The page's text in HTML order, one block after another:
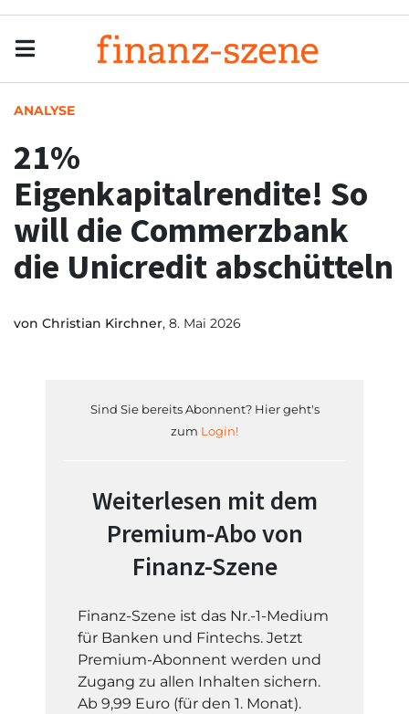
ANALYSE
21%
Eigenkapitalrendite! So
will die Commerzbank
die Unicredit abschütteln
von Christian Kirchner, 8. Mai 2026
Sind Sie bereits Abonnent? Hier geht's
zum Login!
Weiterlesen mit dem
Premium-Abo von
Finanz-Szene
Finanz-Szene ist das Nr.-1-Medium
für Banken und Fintechs. Jetzt
Premium-Abonnent werden und
Zugang zu allen Inhalten sichern.
Ab 9,99 Euro (für den 1. Monat).